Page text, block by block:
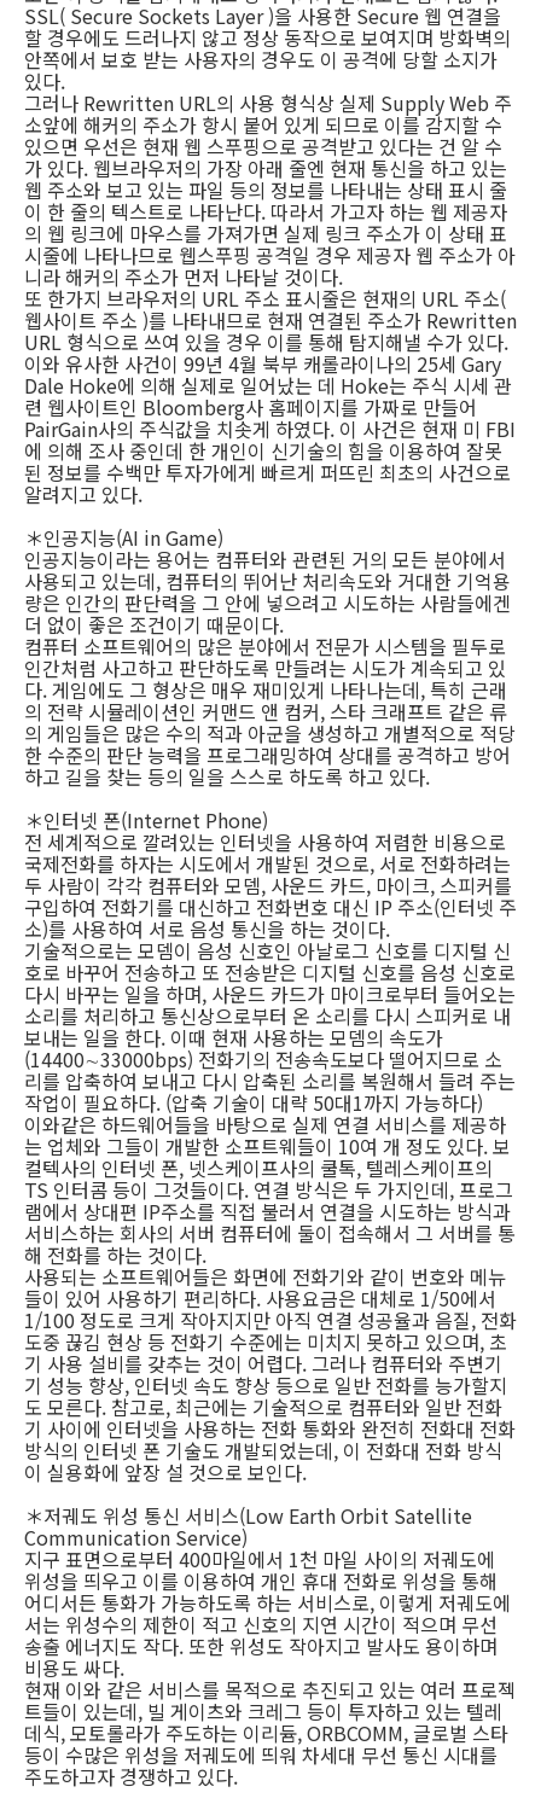
SSL( Secure Sockets Layer )을 사용한 Secure 웹 연결을
할 경우에도 드러나지 않고 정상 동작으로 보여지며 방화벽의
안쪽에서 보호 받는 사용자의 경우도 이 공격에 당할 소지가
있다.
그러나 Rewritten URL의 사용 형식상 실제 Supply Web 주
소앞에 해커의 주소가 항시 붙어 있게 되므로 이를 감지할 수
있으면 우선은 현재 웹 스푸핑으로 공격받고 있다는 건 알 수
가 있다. 웹브라우저의 가장 아래 줄엔 현재 통신을 하고 있는
웹 주소와 보고 있는 파일 등의 정보를 나타내는 상태 표시 줄
이 한 줄의 텍스트로 나타난다. 따라서 가고자 하는 웹 제공자
의 웹 링크에 마우스를 가져가면 실제 링크 주소가 이 상태 표
시줄에 나타나므로 웹스푸핑 공격일 경우 제공자 웹 주소가 아
니라 해커의 주소가 먼저 나타날 것이다.
또 한가지 브라우저의 URL 주소 표시줄은 현재의 URL 주소(
웹사이트 주소 )를 나타내므로 현재 연결된 주소가 Rewritten
URL 형식으로 쓰여 있을 경우 이를 통해 탐지해낼 수가 있다.
이와 유사한 사건이 99년 4월 북부 캐롤라이나의 25세 Gary
Dale Hoke에 의해 실제로 일어났는 데 Hoke는 주식 시세 관
련 웹사이트인 Bloomberg사 홈페이지를 가짜로 만들어
PairGain사의 주식값을 치솟게 하였다. 이 사건은 현재 미 FBI
에 의해 조사 중인데 한 개인이 신기술의 힘을 이용하여 잘못
된 정보를 수백만 투자가에게 빠르게 퍼뜨린 최초의 사건으로
알려지고 있다.
＊인공지능(AI in Game)
인공지능이라는 용어는 컴퓨터와 관련된 거의 모든 분야에서
사용되고 있는데, 컴퓨터의 뛰어난 처리속도와 거대한 기억용
량은 인간의 판단력을 그 안에 넣으려고 시도하는 사람들에겐
더 없이 좋은 조건이기 때문이다.
컴퓨터 소프트웨어의 많은 분야에서 전문가 시스템을 필두로
인간처럼 사고하고 판단하도록 만들려는 시도가 계속되고 있
다. 게임에도 그 형상은 매우 재미있게 나타나는데, 특히 근래
의 전략 시뮬레이션인 커맨드 앤 컴커, 스타 크래프트 같은 류
의 게임들은 많은 수의 적과 아군을 생성하고 개별적으로 적당
한 수준의 판단 능력을 프로그래밍하여 상대를 공격하고 방어
하고 길을 찾는 등의 일을 스스로 하도록 하고 있다.
＊인터넷 폰(Internet Phone)
전 세계적으로 깔려있는 인터넷을 사용하여 저렴한 비용으로
국제전화를 하자는 시도에서 개발된 것으로, 서로 전화하려는
두 사람이 각각 컴퓨터와 모뎀, 사운드 카드, 마이크, 스피커를
구입하여 전화기를 대신하고 전화번호 대신 IP 주소(인터넷 주
소)를 사용하여 서로 음성 통신을 하는 것이다.
기술적으로는 모뎀이 음성 신호인 아날로그 신호를 디지털 신
호로 바꾸어 전송하고 또 전송받은 디지털 신호를 음성 신호로
다시 바꾸는 일을 하며, 사운드 카드가 마이크로부터 들어오는
소리를 처리하고 통신상으로부터 온 소리를 다시 스피커로 내
보내는 일을 한다. 이때 현재 사용하는 모뎀의 속도가
(14400∼33000bps) 전화기의 전송속도보다 떨어지므로 소
리를 압축하여 보내고 다시 압축된 소리를 복원해서 들려 주는
작업이 필요하다. (압축 기술이 대략 50대1까지 가능하다)
이와같은 하드웨어들을 바탕으로 실제 연결 서비스를 제공하
는 업체와 그들이 개발한 소프트웨들이 10여 개 정도 있다. 보
컬텍사의 인터넷 폰, 넷스케이프사의 쿨톡, 텔레스케이프의
TS 인터콤 등이 그것들이다. 연결 방식은 두 가지인데, 프로그
램에서 상대편 IP주소를 직접 불러서 연결을 시도하는 방식과
서비스하는 회사의 서버 컴퓨터에 둘이 접속해서 그 서버를 통
해 전화를 하는 것이다.
사용되는 소프트웨어들은 화면에 전화기와 같이 번호와 메뉴
들이 있어 사용하기 편리하다. 사용요금은 대체로 1/50에서
1/100 정도로 크게 작아지지만 아직 연결 성공율과 음질, 전화
도중 끊김 현상 등 전화기 수준에는 미치지 못하고 있으며, 초
기 사용 설비를 갖추는 것이 어렵다. 그러나 컴퓨터와 주변기
기 성능 향상, 인터넷 속도 향상 등으로 일반 전화를 능가할지
도 모른다. 참고로, 최근에는 기술적으로 컴퓨터와 일반 전화
기 사이에 인터넷을 사용하는 전화 통화와 완전히 전화대 전화
방식의 인터넷 폰 기술도 개발되었는데, 이 전화대 전화 방식
이 실용화에 앞장 설 것으로 보인다.
＊저궤도 위성 통신 서비스(Low Earth Orbit Satellite
Communication Service)
지구 표면으로부터 400마일에서 1천 마일 사이의 저궤도에
위성을 띄우고 이를 이용하여 개인 휴대 전화로 위성을 통해
어디서든 통화가 가능하도록 하는 서비스로, 이렇게 저궤도에
서는 위성수의 제한이 적고 신호의 지연 시간이 적으며 무선
송출 에너지도 작다. 또한 위성도 작아지고 발사도 용이하며
비용도 싸다.
현재 이와 같은 서비스를 목적으로 추진되고 있는 여러 프로젝
트들이 있는데, 빌 게이츠와 크레그 등이 투자하고 있는 텔레
데식, 모토롤라가 주도하는 이리듐, ORBCOMM, 글로벌 스타
등이 수많은 위성을 저궤도에 띄워 차세대 무선 통신 시대를
주도하고자 경쟁하고 있다.